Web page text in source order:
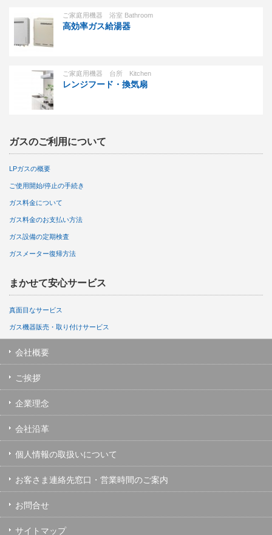
ご家庭用機器 浴室 Bathroom
高効率ガス給湯器
ご家庭用機器 台所 Kitchen
レンジフード・換気扇
ガスのご利用について
LPガスの概要
ご使用開始/停止の手続き
ガス料金について
ガス料金のお支払い方法
ガス設備の定期検査
ガスメーター復帰方法
まかせて安心サービス
真面目なサービス
ガス機器販売・取り付けサービス
会社概要
ご挨拶
企業理念
会社沿革
個人情報の取扱いについて
お客さま連絡先窓口・営業時間のご案内
お問合せ
サイトマップ